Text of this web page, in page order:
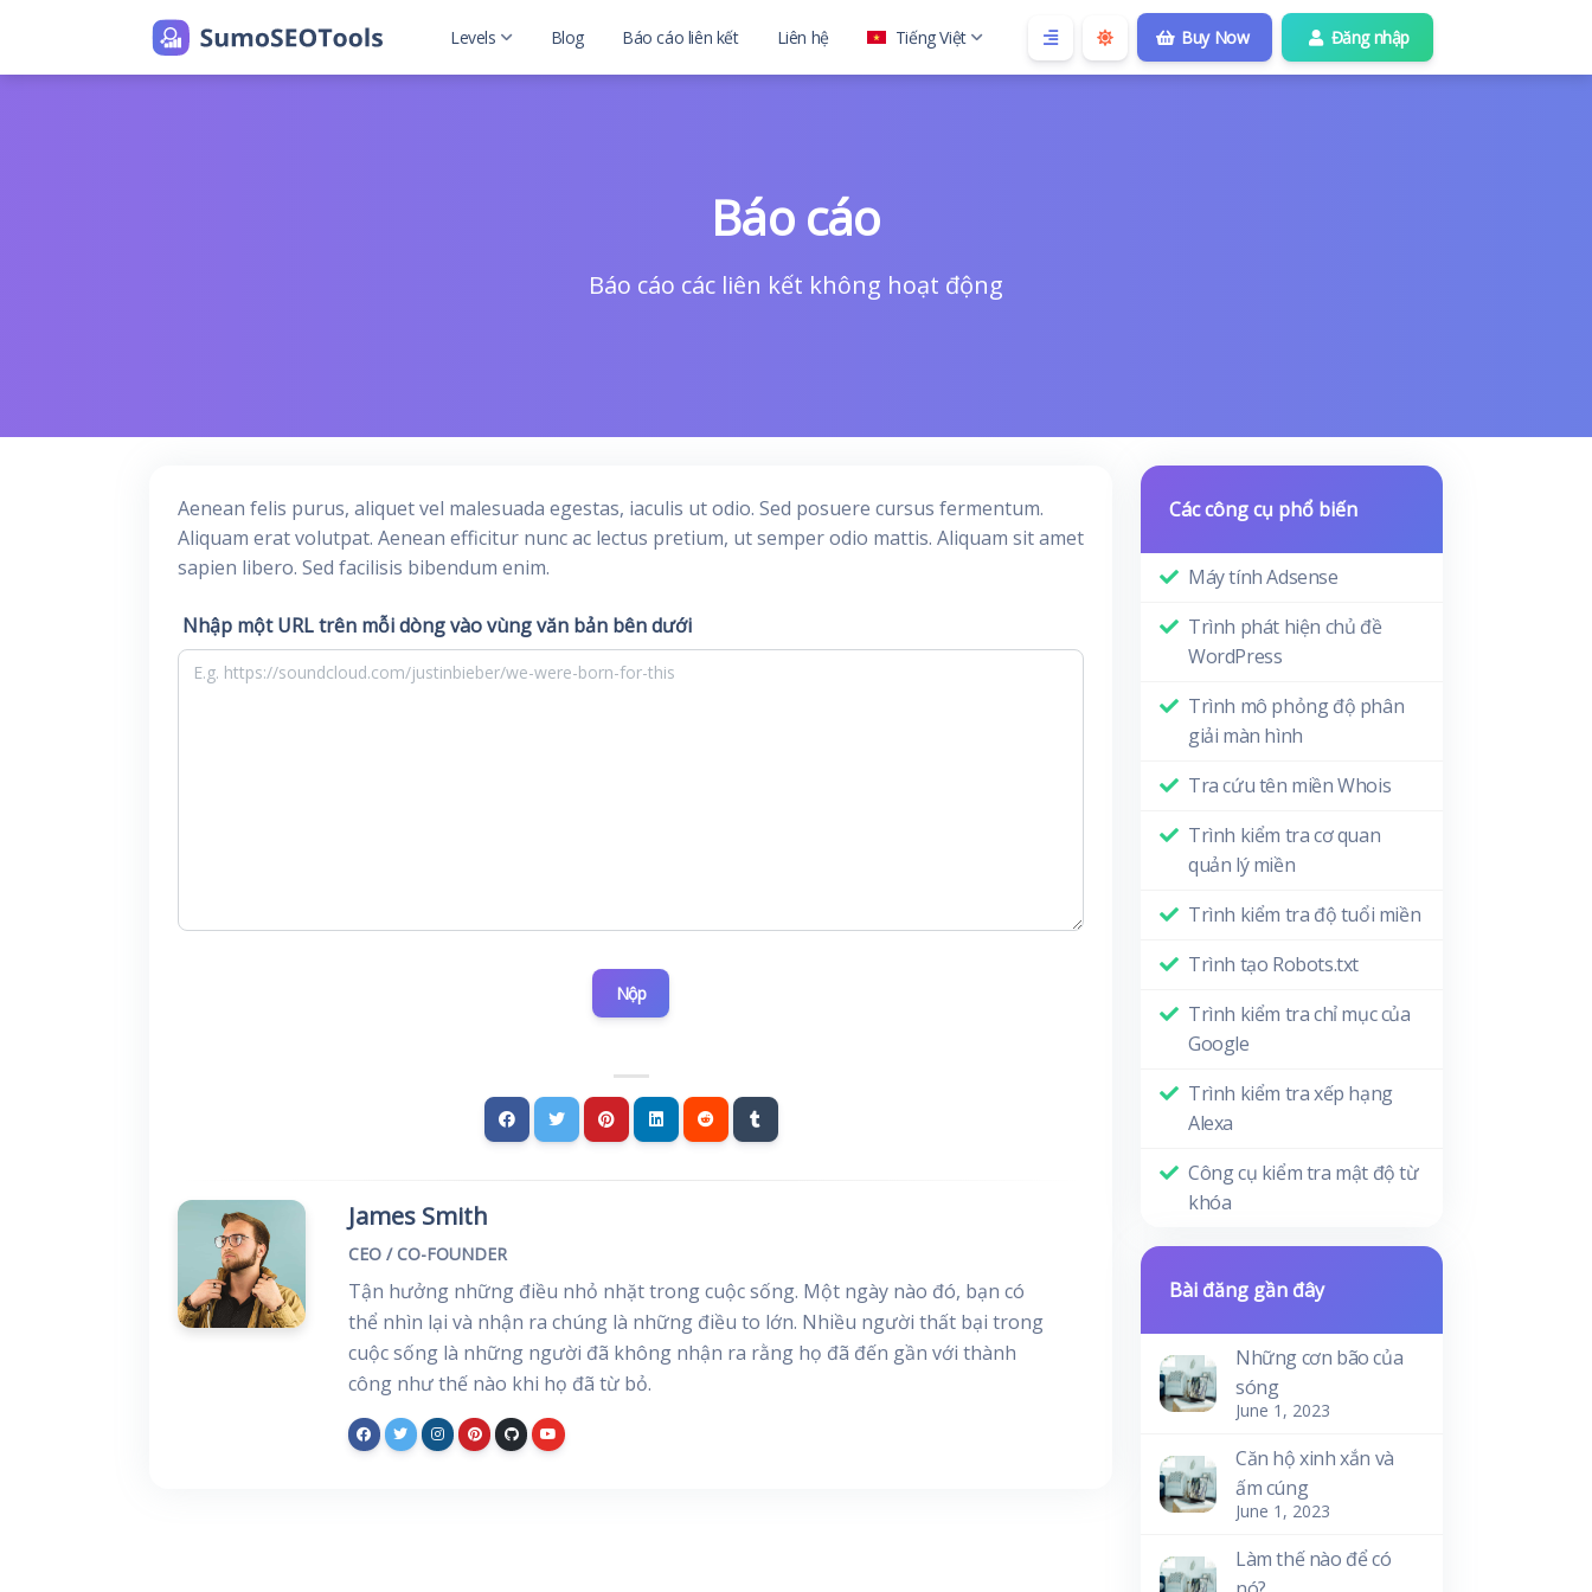
Levels Blog Báo cáo liên kết Liên hệ Tiếng Việt Buy Now Đăng nhập
Báo cáo
Báo cáo các liên kết không hoạt động
Aenean felis purus, aliquet vel malesuada egestas, iaculis ut odio. Sed posuere cursus fermentum.
Aliquam erat volutpat. Aenean efficitur nunc ac lectus pretium, ut semper odio mattis. Aliquam sit amet
sapien libero. Sed facilisis bibendum enim.
Nhập một URL trên mỗi dòng vào vùng văn bản bên dưới
Nộp
James Smith
CEO / CO-FOUNDER
Tận hưởng những điều nhỏ nhặt trong cuộc sống. Một ngày nào đó, bạn có
thể nhìn lại và nhận ra chúng là những điều to lớn. Nhiều người thất bại trong
cuộc sống là những người đã không nhận ra rằng họ đã đến gần với thành
công như thế nào khi họ đã từ bỏ.
Các công cụ phổ biến
Máy tính Adsense
Trình phát hiện chủ đề
WordPress
Trình mô phỏng độ phân
giải màn hình
Tra cứu tên miền Whois
Trình kiểm tra cơ quan
quản lý miền
Trình kiểm tra độ tuổi miền
Trình tạo Robots.txt
Trình kiểm tra chỉ mục của
Google
Trình kiểm tra xếp hạng
Alexa
Công cụ kiểm tra mật độ từ
khóa
Bài đăng gần đây
Những cơn bão của
sóng
June 1, 2023
Căn hộ xinh xắn và
ấm cúng
June 1, 2023
Làm thế nào để có